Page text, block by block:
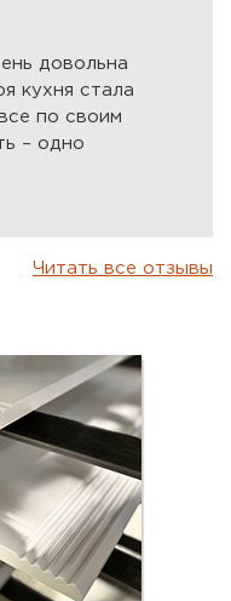
довольна
кухня стала
по своим
– одно
Читать все отзывы